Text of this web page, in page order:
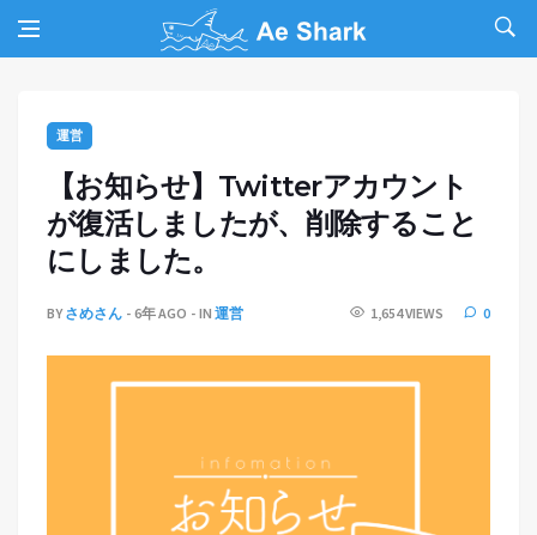
運営
【お知らせ】Twitterアカウント
が復活しましたが、削除すること
にしました。
BYさめさん 6年 AGO IN 運営 1,654 VIEWS 0